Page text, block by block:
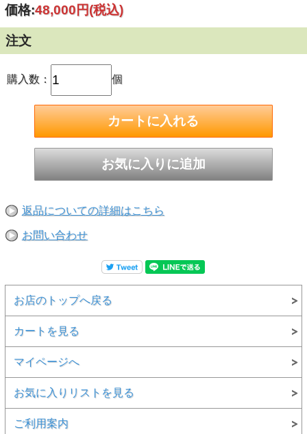
産地： マダガスカル Alaotra-Mangoro, Andilamena dist,
サイズ： 3.4x3.4x1.2cm
日本式双晶の上に紫水晶が成長しているユニークな標本です
価格:48,000円(税込)
注文
購入数： 個
返品についての詳細はこちら
お問い合わせ
お店のトップへ戻る
カートを見る
マイページへ
お気に入りリストを見る
ご利用案内